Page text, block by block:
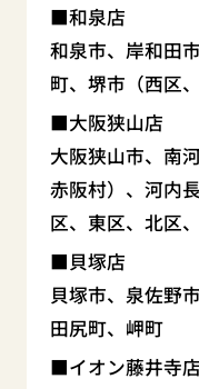
和泉店
和泉市、岸和田
町、堺市（西区、
大阪狭山店
大阪狭山市、南
赤阪村）、河内
区、東区、北区
貝塚店
貝塚市、泉佐野
田尻町、岬町
イオン藤井寺店